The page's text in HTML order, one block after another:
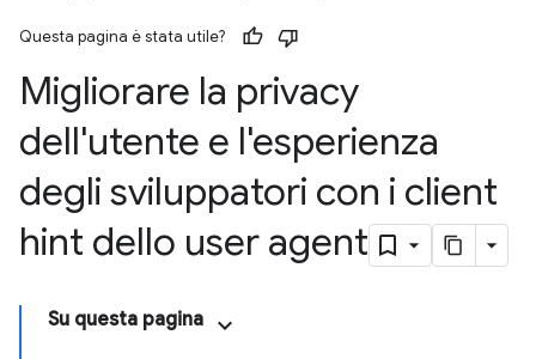
Questa pagina è stata utile?
Migliorare la privacy
dell'utente e l'esperienza
degli sviluppatori con i client
hint dello user agent
Su questa pagina